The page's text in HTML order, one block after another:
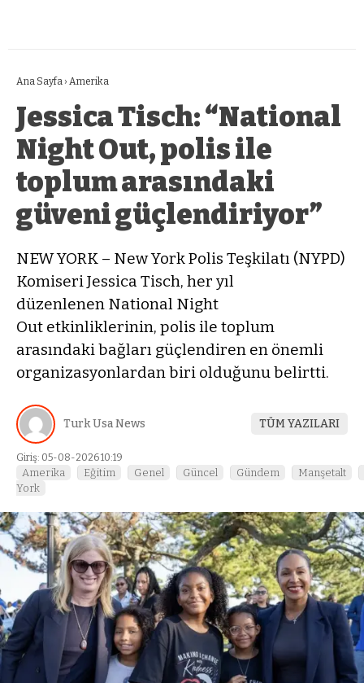
Ana Sayfa › Amerika
Jessica Tisch: “National
Night Out, polis ile
toplum arasındaki
güveni güçlendiriyor”
NEW YORK – New York Polis Teşkilatı (NYPD)
Komiseri Jessica Tisch, her yıl
düzenlenen National Night
Out etkinliklerinin, polis ile toplum
arasındaki bağları güçlendiren en önemli
organizasyonlardan biri olduğunu belirtti.
Turk Usa News TÜM YAZILARI
Giriş: 05-08-2026 10:19
Amerika Eğitim Genel Güncel Gündem
Manşetalt
York